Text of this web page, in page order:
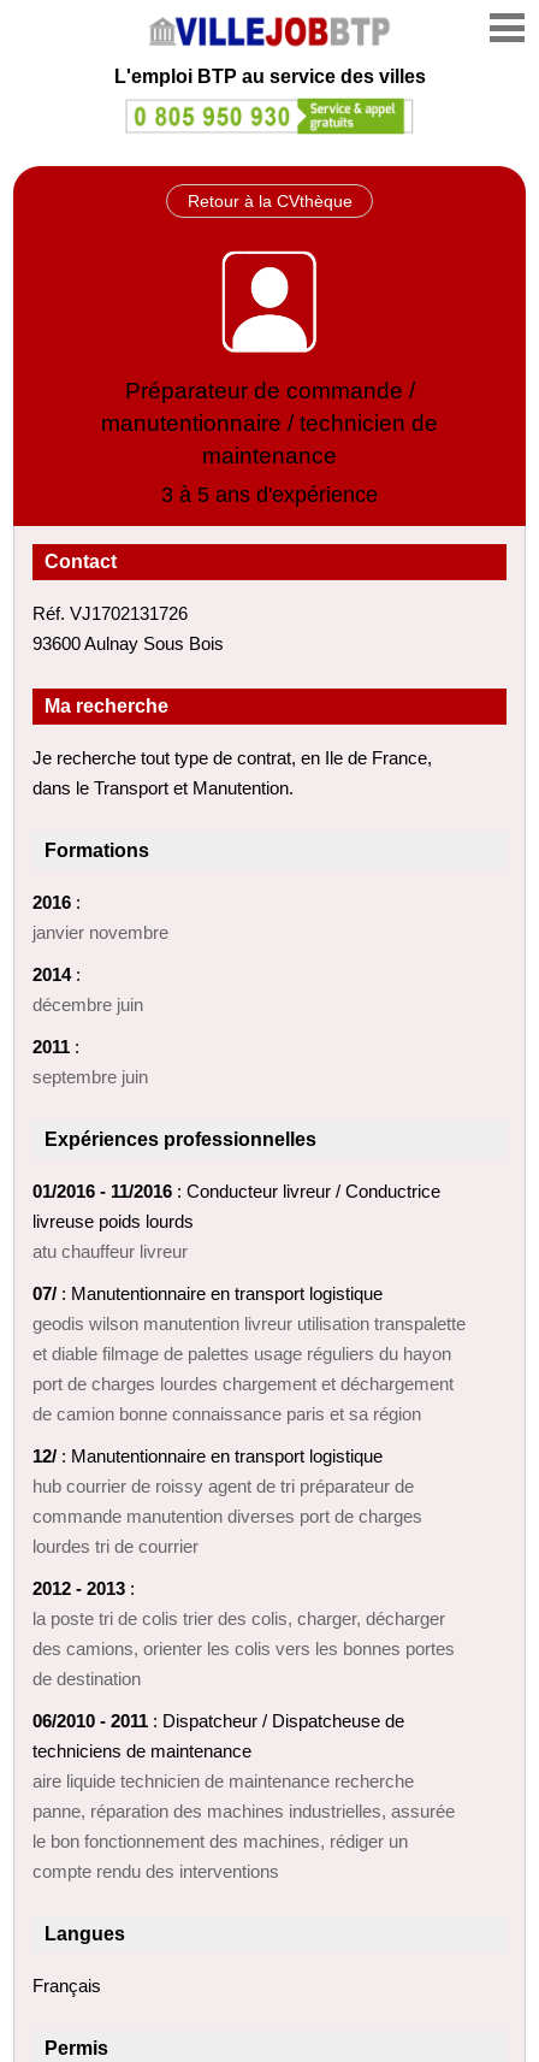
L'emploi BTP au service des villes
Retour à la CVthèque
Préparateur de commande /
manutentionnaire / technicien de
maintenance
3 à 5 ans d'expérience
Contact
Réf. VJ1702131726
93600 Aulnay Sous Bois
Ma recherche
Je recherche tout type de contrat, en Ile de France,
dans le Transport et Manutention.
Formations
2016 :
janvier novembre
2014:
décembre juin
2011 :
septembre juin
Expériences professionnelles
01/2016 - 11/2016 : Conducteur livreur / Conductrice
livreuse poids lourds
atu chauffeur livreur
07/ : Manutentionnaire en transport logistique
geodis wilson manutention livreur utilisation transpalette
et diable filmage de palettes usage réguliers du hayon
port de charges lourdes chargement et déchargement
de camion bonne connaissance paris et sa région
12/ : Manutentionnaire en transport logistique
hub courrier de roissy agent de tri préparateur de
commande manutention diverses port de charges
lourdes tri de courrier
2012 - 2013 :
la poste tri de colis trier des colis, charger, décharger
des camions, orienter les colis vers les bonnes portes
de destination
06/2010 - 2011 : Dispatcheur / Dispatcheuse de
techniciens de maintenance
aire liquide technicien de maintenance recherche
panne, réparation des machines industrielles, assurée
le bon fonctionnement des machines, rédiger un
compte rendu des interventions
Langues
Français
Permis